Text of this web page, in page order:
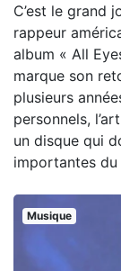
C’est le grand
rappeur
album « All
marque son
plusieurs
personnels,
un disque qui
importantes du
Musique